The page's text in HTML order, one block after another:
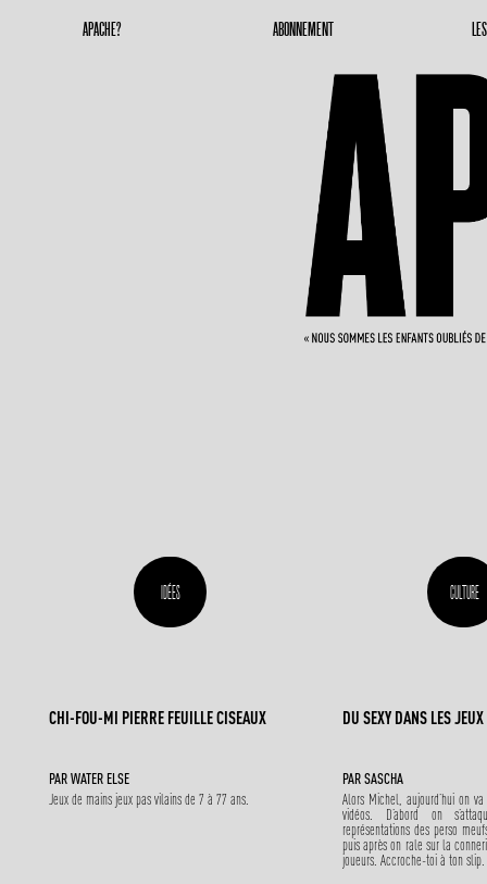
APACHE? ABONNEMENT
IDÉES
CHI-FOU-MI PIERRE FEUILLE CISEAUX
PAR WATER ELSE
Jeux de mains jeux pas vilains de 7 à 77 ans.
CULTURE
DU SEXY DANS LES
PARSASCHA
Alors Michel, aujourd’hui on
vidéos. D’abord on
représentations des perso
puis après on rale sur la
joueurs. Accroche-toi à ton slip.